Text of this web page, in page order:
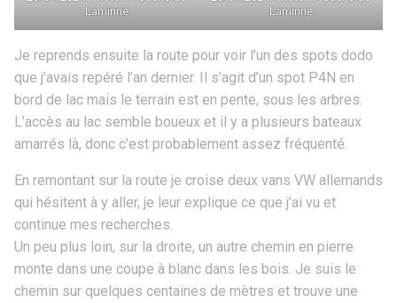
Laminne
Laminne
Je reprends ensuite la route pour voir l’un des spots dodo
que j’avais repéré l’an dernier. Il s’agit d’un spot P4N en
bord de lac mais le terrain est en pente, sous les arbres.
L’accès au lac semble boueux et il y a plusieurs bateaux
amarrés là, donc c’est probablement assez fréquenté.
En remontant sur la route je croise deux vans VW allemands
qui hésitent à y aller, je leur explique ce que j’ai vu et
continue mes recherches.
Un peu plus loin, sur la droite, un autre chemin en pierre
monte dans une coupe à blanc dans les bois. Je suis le
chemin sur quelques centaines de mètres et trouve une